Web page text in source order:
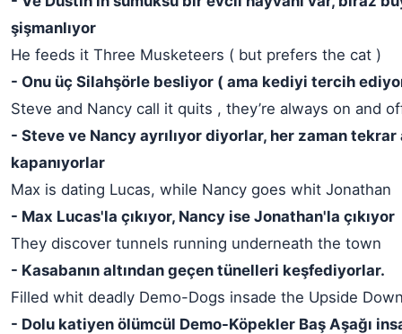
şişmanlıyor
He feeds it Three Musketeers ( but prefers the cat )
- Onu üç Silahşörle besliyor ( ama kediyi tercih
Steve and Nancy call it quits , they’re always on and
- Steve ve Nancy ayrılıyor diyorlar, her zaman tekrar
kapanıyorlar
Max is dating Lucas, while Nancy goes whit Jonathan
- Max Lucas'la çıkıyor, Nancy ise Jonathan'la çıkıyor
They discover tunnels running underneath the town
- Kasabanın altından geçen tünelleri keşfediyorlar.
Filled whit deadly Demo-Dogs insade the Upside
- Dolu katiyen ölümcül Demo-Köpekler Baş Aşağı